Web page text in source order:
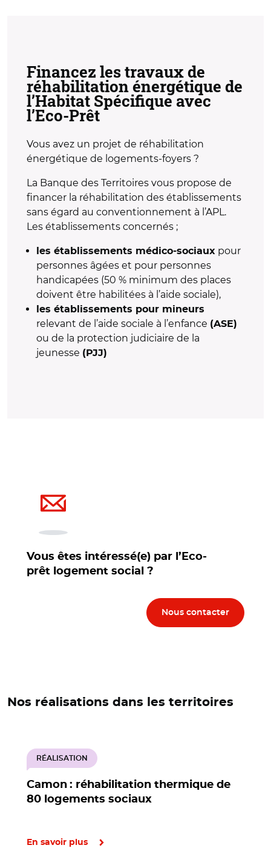
Financez les travaux de
réhabilitation énergétique de
l’Habitat Spécifique avec
l’Eco-Prêt
Vous avez un projet de réhabilitation
énergétique de logements-foyers ?
La Banque des Territoires vous propose de
financer la réhabilitation des établissements
sans égard au conventionnement à l’APL.
Les établissements concernés ;
les établissements médico-sociaux pour
personnes âgées et pour personnes
handicapées (50 % minimum des places
doivent être habilitées à l’aide sociale),
les établissements pour mineurs
relevant de l’aide sociale à l’enfance (ASE)
ou de la protection judiciaire de la
jeunesse (PJJ)
Vous êtes intéressé(e) par l’Eco-
prêt logement social ?
Nous contacter
Nos réalisations dans les territoires
Camon : réhabilitation thermique de
80 logements sociaux
RÉALISATION
En savoir plus